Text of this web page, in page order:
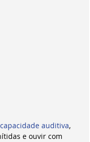
capacidade auditiva,
e ouvir com